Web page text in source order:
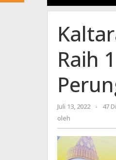
Raih
Juli 13, 2022 oleh
-
47
oleh